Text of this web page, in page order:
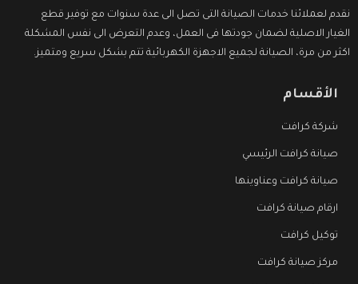
نقدم لعملائنا خدمات الصيانة التى تصل الى عدة سنوات مع توفير قطع
الغيار الاصلية لضمان جودتها فى العمل، وعدم التعرض الى نفس المشكلة
اكثر من مرة، الصيانة لجميع الاجهزة الكهربائية تتم بشكل سريع ومتميز.
الأقسام
شركة كرافت
صيانة كرافت الرئيسي
صيانة كرافت وعناوينها
ارقام صيانة كرافت
توكيل كرافت
مركز صيانة كرافت